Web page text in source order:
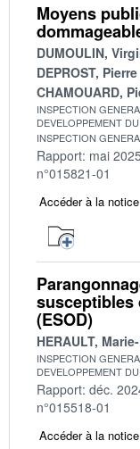
Moyens
DUMOULIN,
DEPROST, Pierre
CHAMOUARD,
INSPECTION
DEVELOPPEMENT
INSPECTION
Rapport: mai 2025
n°015821-01
Accéder à la notice
susceptibles
(ESOD)
HERAULT,
INSPECTION
DEVELOPPEMENT
Rapport: déc.
n°015518-01
Accéder à la notice